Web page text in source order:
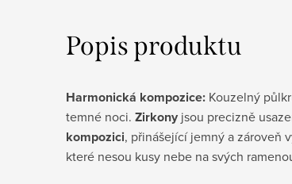
Popis produktu
Harmonická kompozice: Kouzelný
temné noci. Zirkony jsou precizně
kompozici, přinášející jemný a zároveň
které nesou kusy nebe na svých